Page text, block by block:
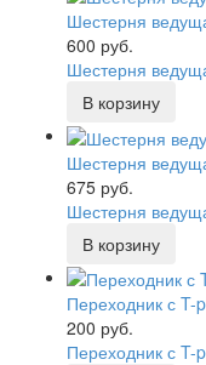
Шестерня
600 руб.
Шестерня
Шестерня
675 руб.
Шестерня
Переходник с
200 руб.
Переходник с T-